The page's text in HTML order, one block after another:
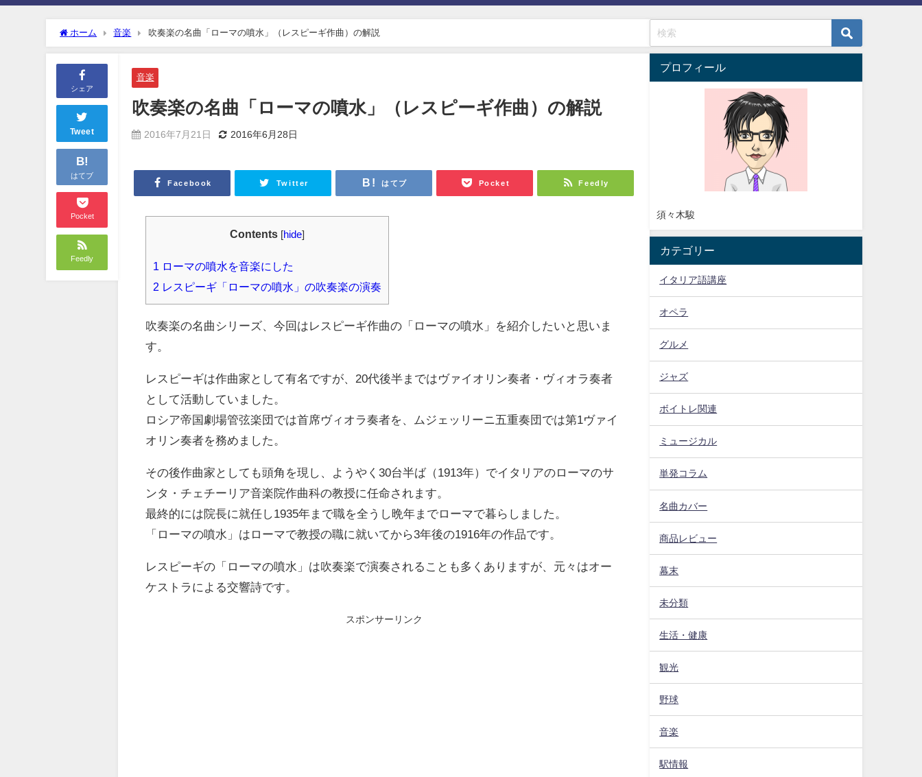
ホーム 音楽 吹奏楽の名曲「ローマの噴水」（レスピーギ作曲）の解説
シェア
Tweet
B!
はてブ
Pocket
Feedly
音楽
吹奏楽の名曲「ローマの噴水」（レスピーギ作曲）の解説
2016年7月21日 2016年6月28日
Facebook Twitter はてブ Pocket Feedly
Contents hide
1 ローマの噴水を音楽にした
2 レスピーギ「ローマの噴水」の吹奏楽の演奏
吹奏楽の名曲シリーズ、今回はレスピーギ作曲の「ローマの噴水」を紹介したいと思いま
す。
レスピーギは作曲家として有名ですが、20代後半まではヴァイオリン奏者・ヴィオラ奏者
として活動していました。
ロシア帝国劇場管弦楽団では首席ヴィオラ奏者を、ムジェッリーニ五重奏団では第1ヴァイ
オリン奏者を務めました。
その後作曲家としても頭角を現し、ようやく30台半ば（1913年）でイタリアのローマのサ
ンタ・チェチーリア音楽院作曲科の教授に任命されます。
最終的には院長に就任し1935年まで職を全うし晩年までローマで暮らしました。
「ローマの噴水」はローマで教授の職に就いてから3年後の1916年の作品です。
レスピーギの「ローマの噴水」は吹奏楽で演奏されることも多くありますが、元々はオー
ケストラによる交響詩です。
スポンサーリンク
プロフィール
須々木駿
カテゴリー
イタリア語講座
オペラ
グルメ
ジャズ
ボイトレ関連
ミュージカル
単発コラム
名曲カバー
商品レビュー
幕末
未分類
生活・健康
観光
野球
音楽
駅情報